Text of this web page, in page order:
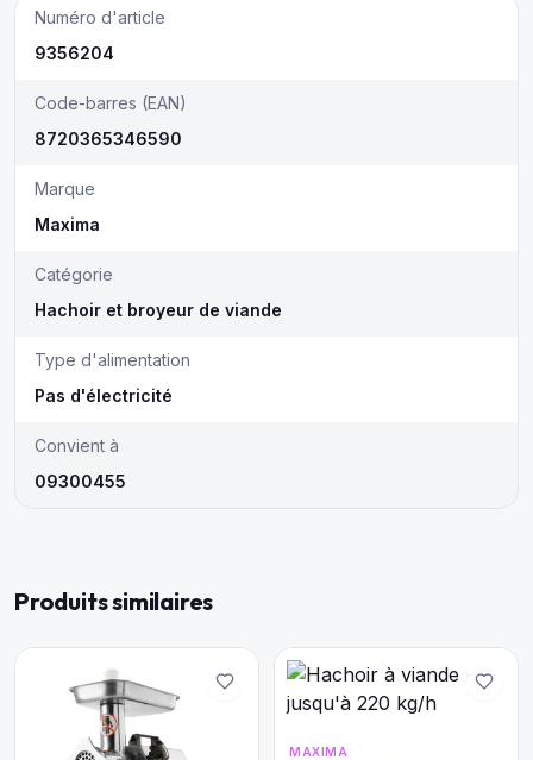
Numéro d'article
9356204
Code-barres (EAN)
8720365346590
Marque
Maxima
Catégorie
Hachoir et broyeur de viande
Type d'alimentation
Pas d'électricité
Convient à
09300455
Produits similaires
MAXIMA